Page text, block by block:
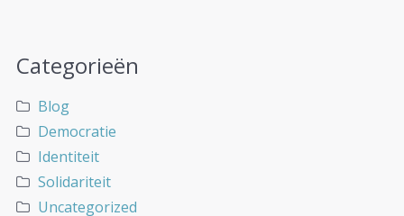
Categorieën
Blog
Democratie
Identiteit
Solidariteit
Uncategorized